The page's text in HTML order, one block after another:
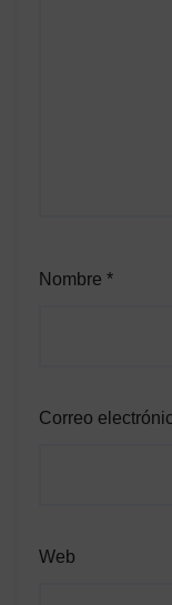
Nombre *
Correo
Web